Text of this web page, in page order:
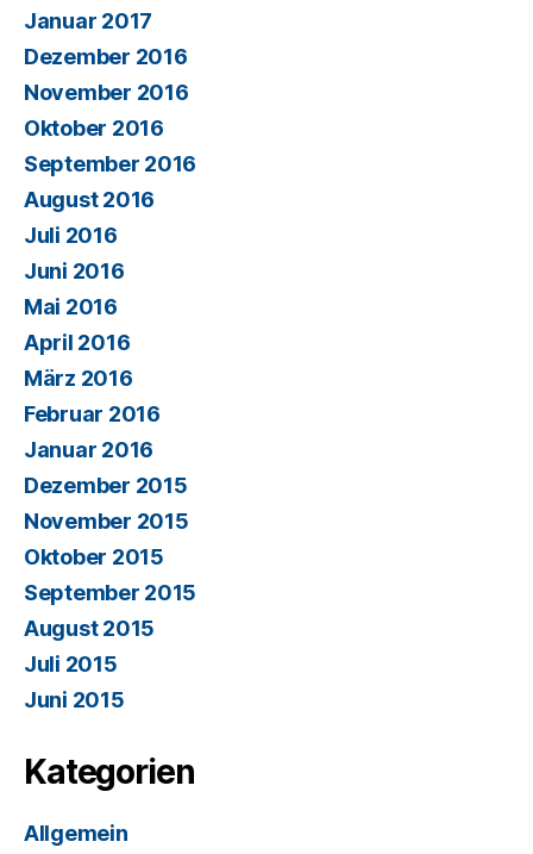
Januar 2017
Dezember 2016
November 2016
Oktober 2016
September 2016
August 2016
Juli 2016
Juni 2016
Mai 2016
April 2016
März 2016
Februar 2016
Januar 2016
Dezember 2015
November 2015
Oktober 2015
September 2015
August 2015
Juli 2015
Juni 2015
Kategorien
Allgemein